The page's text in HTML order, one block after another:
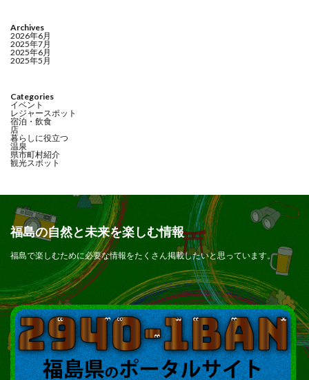
Archives
2026年6月
2025年7月
2025年6月
2025年5月
Categories
イベント
レジャースポット
宿泊・飲食
店
暮らしに役立つ
温泉
県市町村紹介
観光スポット
福島の自然と未来を楽しむ情報
福島で楽しむために必要な情報をたくさん掲載したいと思っています。